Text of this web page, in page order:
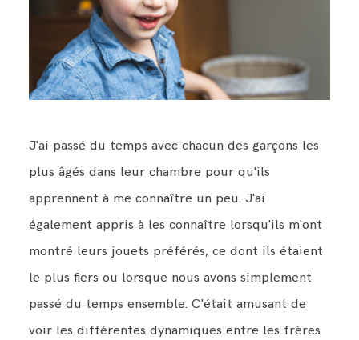
J'ai passé du temps avec chacun des garçons les
plus âgés dans leur chambre pour qu'ils
apprennent à me connaître un peu. J'ai
également appris à les connaître lorsqu'ils m'ont
montré leurs jouets préférés, ce dont ils étaient
le plus fiers ou lorsque nous avons simplement
passé du temps ensemble. C'était amusant de
voir les différentes dynamiques entre les frères